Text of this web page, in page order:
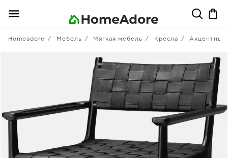
Homeadore Мебель Мягкая мебель Кресла Акцентные